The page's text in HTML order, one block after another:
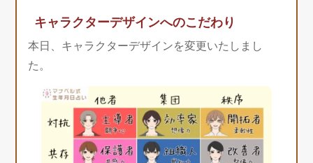
キャラクターデザインへのこだわり
本日、キャラクターデザインを変更いたしまし
た。